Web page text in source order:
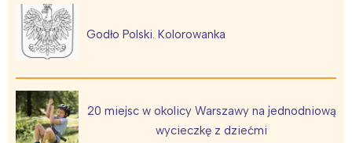
Godło Polski. Kolorowanka
20 miejsc w okolicy Warszawy na jednodniową
wycieczkę z dziećmi